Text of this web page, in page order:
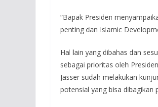
“Bapak Presiden
penting dan Islamic
Hal lain yang dibahas dan
sebagai prioritas oleh
Jasser sudah melakukan
potensial yang bisa dibagikan